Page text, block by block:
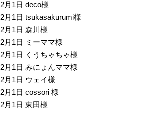
2月1日 deco様
2月1日 tsukasakurumi様
2月1日 森川様
2月1日 ミーママ様
2月1日 くうちゃちゃ様
2月1日 みにょんママ様
2月1日 ウェイ様
2月1日 cossori 様
2月1日 東田様